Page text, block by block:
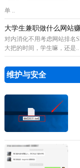
单 ..
大学生兼职做什么网站
对内消化不用考虑网站排名
大把的时间，学生嘛，还是..
维护与安全